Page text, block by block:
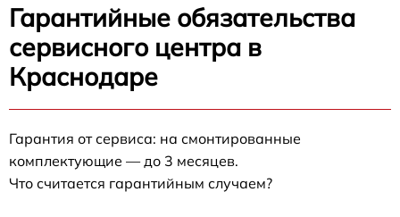
Гарантийные обязательства
сервисного центра в
Краснодаре
Гарантия от сервиса: на смонтированные
комплектующие — до 3 месяцев.
Что считается гарантийным случаем?